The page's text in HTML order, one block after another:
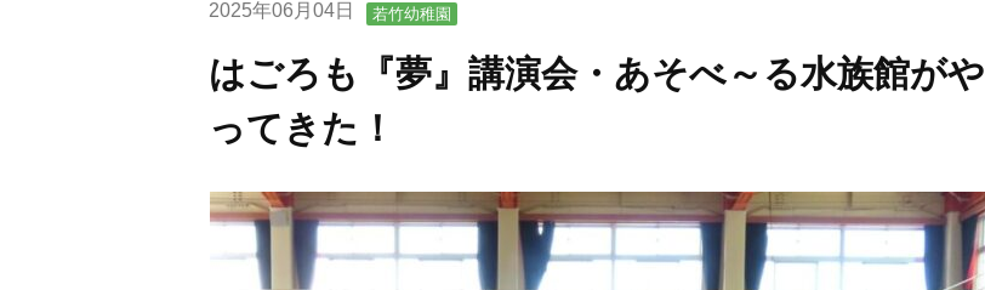
2025年06月04日 若竹幼稚園
はごろも『夢』講演会・あそべ～る水族館がや
ってきた！